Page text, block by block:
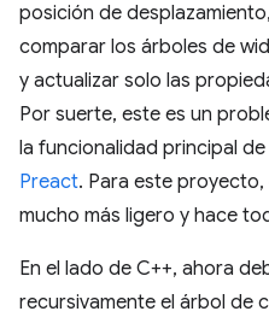
posición de
comparar los árboles de
y actualizar solo las
Por suerte, este es un
la funcionalidad principal
Preact. Para este
mucho más ligero y hace
En el lado de C++, ahora
recursivamente el árbol de